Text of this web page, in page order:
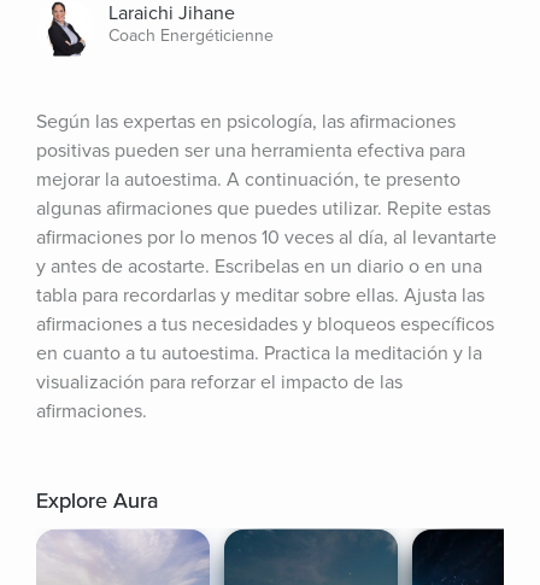
Laraichi Jihane
Coach Energéticienne
Según las expertas en psicología, las afirmaciones
positivas pueden ser una herramienta efectiva para
mejorar la autoestima. A continuación, te presento
algunas afirmaciones que puedes utilizar. Repite estas
afirmaciones por lo menos 10 veces al día, al levantarte
y antes de acostarte. Escribelas en un diario o en una
tabla para recordarlas y meditar sobre ellas. Ajusta las
afirmaciones a tus necesidades y bloqueos específicos
en cuanto a tu autoestima. Practica la meditación y la
visualización para reforzar el impacto de las
afirmaciones.
Explore Aura